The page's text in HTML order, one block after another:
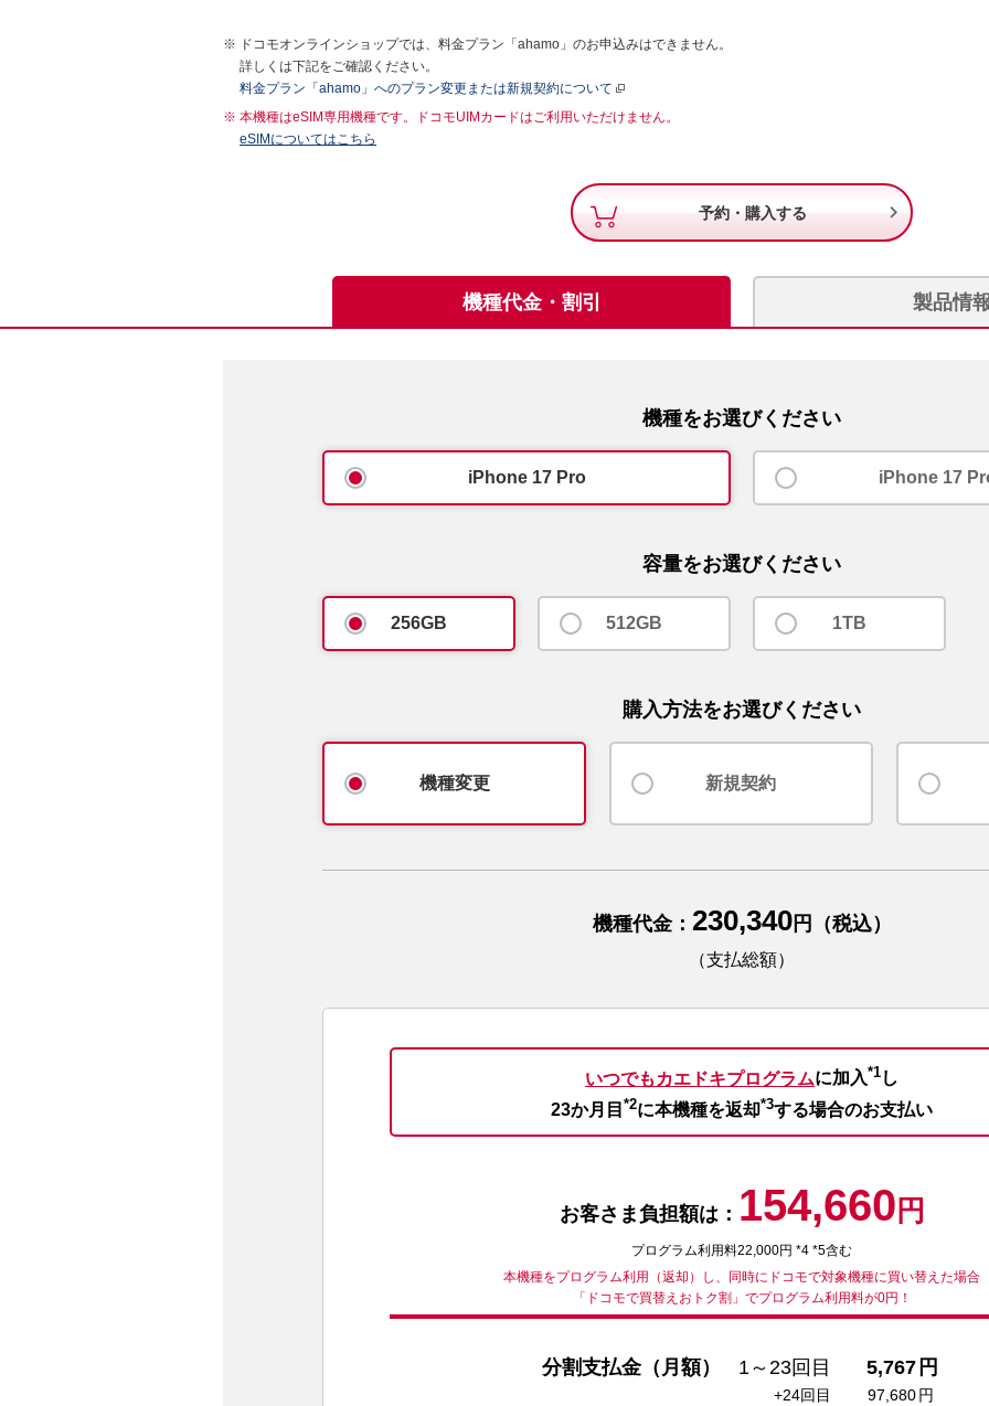
ドコモオンラインショップでは、料金プラン「ahamo」のお申込みはできません。
詳しくは下記をご確認ください。
料金プラン「ahamo」へのプラン変更または新規契約について
本機種はeSIM専用機種です。ドコモUIMカードはご利用いただけません。
eSIMについてはこちら
予約・購入する 
機種代金・割引 製品情
機種をお選びください
iPhone 17 Pro iPhone 17
容量をお選びください
256GB 512GB 1TB
購入方法をお選びください
機種変更 新規契約
機種代金： 230,340円（税込）
（支払総額）
いつでもカエドキプログラムに加入*1 し
23か月目 *2に本機種を返却*3する場合のお支払い
お客さま負担額は： 154,660 円
プログラム利用料22,000円 *4 *5含む
本機種をプログラム利用（返却）し、同時にドコモで対象機種に買い替えた場合
「ドコモで買替えおトク割」でプログラム利用料が0円！
分割支払金（月額） 1～23回目 5,767 円
+24回目 97,680 円